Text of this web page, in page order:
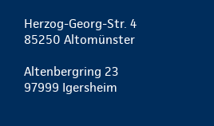
Herzog-Georg-Str. 4
85250 Altomünster
Altenbergring 23
97999 Igersheim